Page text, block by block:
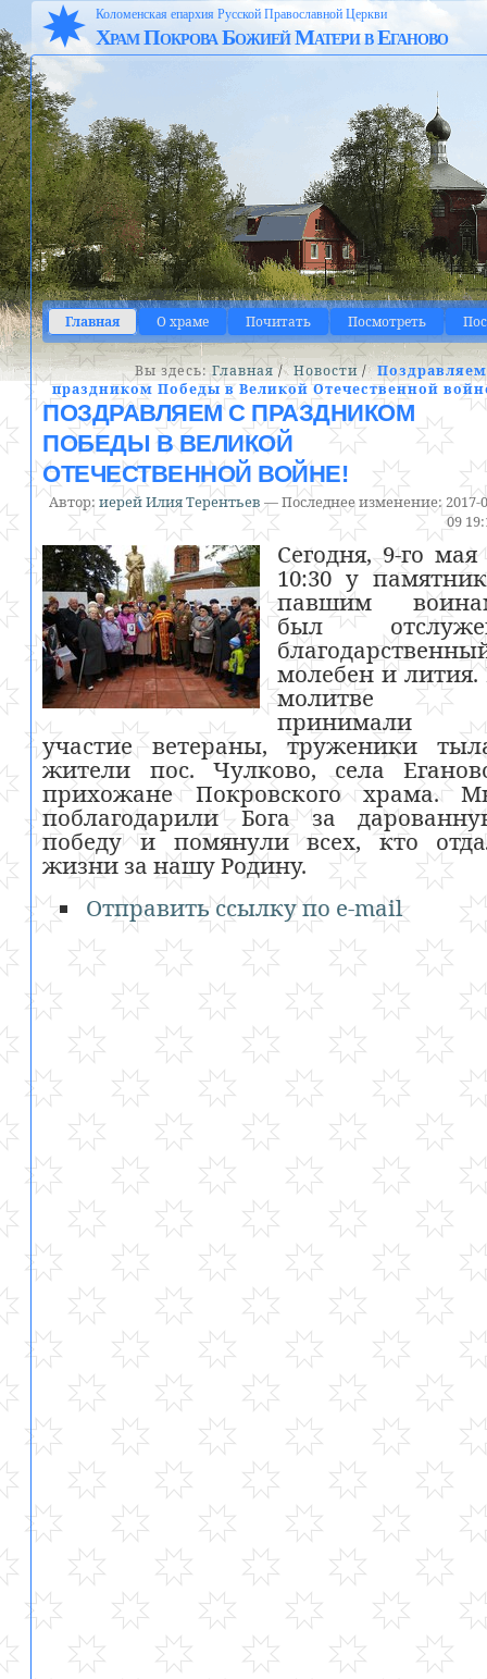
Коломенская епархия Русской Православной Церкви
Храм Покрова Божией Матери в Еганово
Главная О храме Почитать Посмотреть
Вы здесь: Главная /Новости /
праздником Победы в Великой Отечественной
ПОЗДРАВЛЯЕМ С ПРАЗДНИКОМ
ПОБЕДЫ В ВЕЛИКОЙ
ОТЕЧЕСТВЕННОЙ ВОЙНЕ!
Автор:иерей Илия Терентьев —Последнее изменение:2017-
09
Сегодня, 9-го мая
10:30 у
павшим
был
молебен и лития.
молитве
принимали
участие ветераны, труженики
жители пос. Чулково, села
прихожане Покровского храма.
поблагодарили Бога за
победу и помянули всех, кто
жизни за нашу Родину.
Отправить ссылку по e-mail